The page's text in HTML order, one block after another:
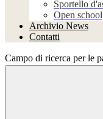
Sportello
Open school
Archivio News
Contatti
Campo di ricerca per le